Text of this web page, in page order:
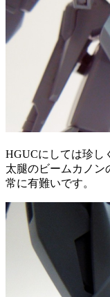
HGUCにしては珍し
太腿のビームカノン
常に有難いです。